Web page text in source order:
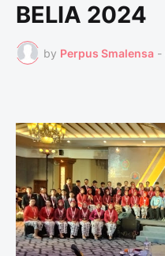
BELIA 2024
by Perpus Smalensa -